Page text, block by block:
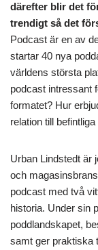
därefter blir det
trendigt så det
Podcast är en av
startar 40 nya
världens största
podcast intressant
formatet? Hur
relation till
Urban Lindstedt är
och
podcast med två
historia. Under sin
poddlandskapet,
samt ger praktiska